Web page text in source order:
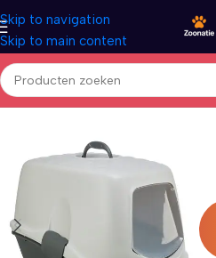
Skip to navigation
Skip to main content
Home/Katten/Kattenbak